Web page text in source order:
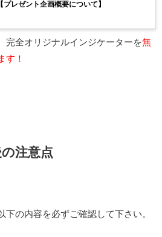
プレゼント企画概要について】
完全オリジナルインジケーターを無
す！
注意点
下の内容を必ずご確認して下さい。